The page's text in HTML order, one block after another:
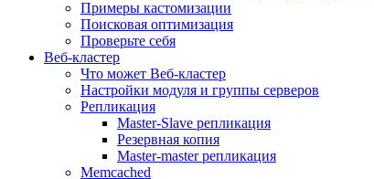
Примеры кастомизации
Поисковая оптимизация
Проверьте себя
Веб-кластер
Что может Веб-кластер
Настройки модуля и группы серверов
Репликация
Master-Slave репликация
Резервная копия
Master-master репликация
Memcached